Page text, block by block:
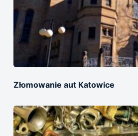
Złomowanie aut Katowice